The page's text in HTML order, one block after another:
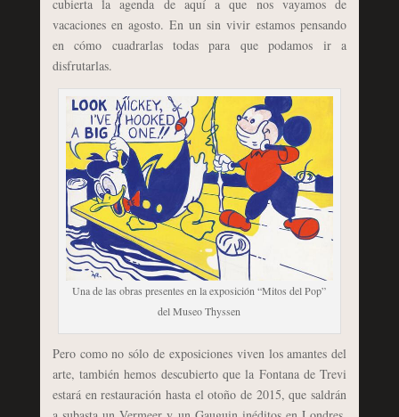
cubierta la agenda de aquí a que nos vayamos de
vacaciones en agosto. En un sin vivir estamos pensando
en cómo cuadrarlas todas para que podamos ir a
disfrutarlas.
Una de las obras presentes en la exposición “Mitos del Pop”
del Museo Thyssen
Pero como no sólo de exposiciones viven los amantes del
arte, también hemos descubierto que la Fontana de Trevi
estará en restauración hasta el otoño de 2015, que saldrán